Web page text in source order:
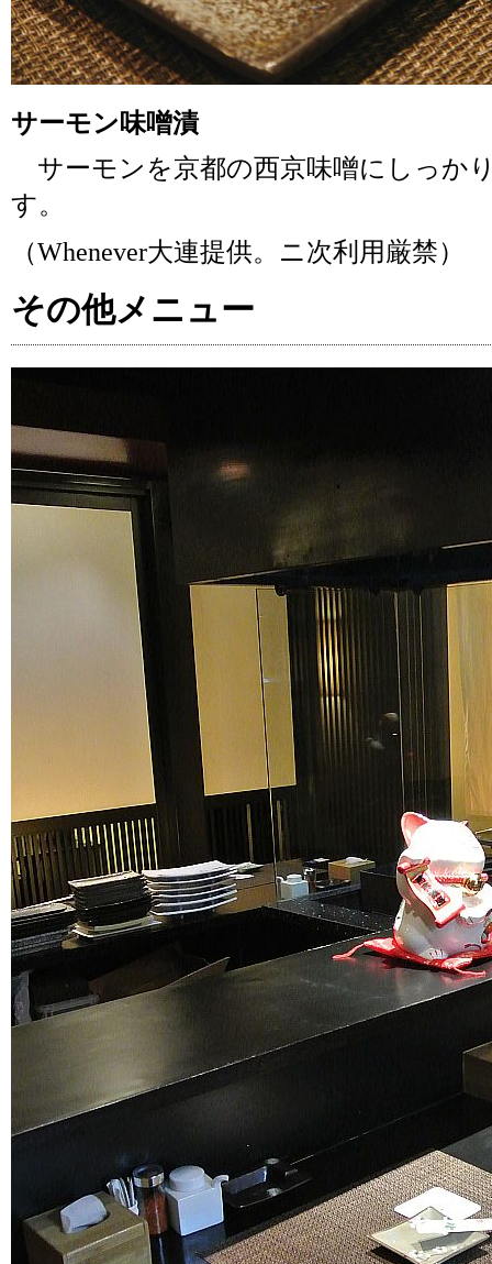
サーモン味噌漬
サーモンを京都の西京味噌にしっか
す。
（Whenever大連提供。ニ次利用厳禁）
その他メニュー